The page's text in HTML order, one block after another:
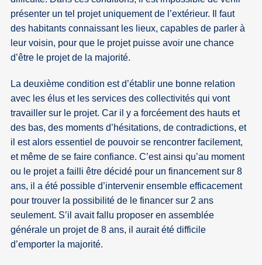
présenter un tel projet uniquement de l’extérieur. Il faut
des habitants connaissant les lieux, capables de parler à
leur voisin, pour que le projet puisse avoir une chance
d’être le projet de la majorité.
La deuxième condition est d’établir une bonne relation
avec les élus et les services des collectivités qui vont
travailler sur le projet. Car il y a forcéement des hauts et
des bas, des moments d’hésitations, de contradictions, et
il est alors essentiel de pouvoir se rencontrer facilement,
et même de se faire confiance. C’est ainsi qu’au moment
ou le projet a failli être décidé pour un financement sur 8
ans, il a été possible d’intervenir ensemble efficacement
pour trouver la possibilité de le financer sur 2 ans
seulement. S’il avait fallu proposer en assemblée
générale un projet de 8 ans, il aurait été difficile
d’emporter la majorité.